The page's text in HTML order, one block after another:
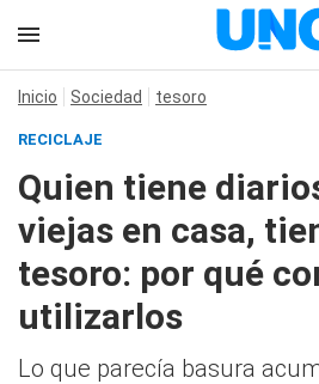
Inicio Sociedad tesoro
RECICLAJE
Quien tiene
viejas en casa,
tesoro: por qué
utilizarlos
Lo que parecía basura